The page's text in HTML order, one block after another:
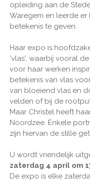
opleiding aan de
Waregem en leerde er
betekenis te geven.
Haar expo is
'vlas', waarbij vooral
voor haar werken
betekenis van vlas
van bloeiend vlas en
velden of bij de
Maar Christel heeft
Noordzee. Enkele
zijn hiervan de stille
U wordt vriendelijk
zaterdag 4 april om
De expo is elke